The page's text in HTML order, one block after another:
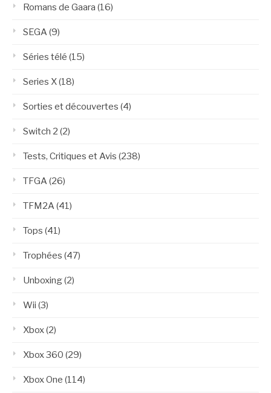
Romans de Gaara (16)
SEGA(9)
Séries télé (15)
Series X(18)
Sorties et découvertes (4)
Switch 2 (2)
Tests, Critiques et Avis (238)
TFGA(26)
TFM2A(41)
Tops (41)
Trophées (47)
Unboxing(2)
Wii (3)
Xbox(2)
Xbox 360 (29)
Xbox One (114)